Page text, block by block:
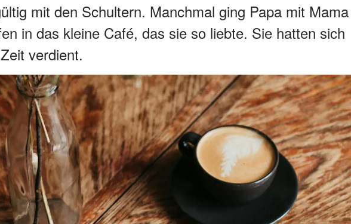
mit den Schultern. Manchmal ging Papa mit Mama
in das kleine Café, das sie so liebte. Sie hatten sich
verdient.